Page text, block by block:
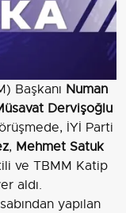
Başkanı Numan
Dervişoğlu
İYİ Parti
, Mehmet Satuk
ve TBMM Katip
aldı.
yapılan